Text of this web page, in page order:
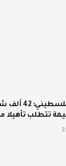
الإحصاء
تتطلب تأهيلا